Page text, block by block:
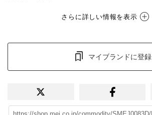
さらに詳しい情報を表示
マイブランドに登録